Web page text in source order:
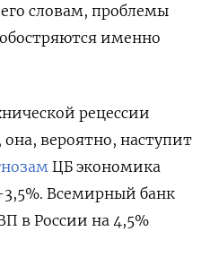
словам, проблемы
именно
рецессии
вероятно, наступит
ЦБ экономика
Всемирный банк
в России на 4,5%